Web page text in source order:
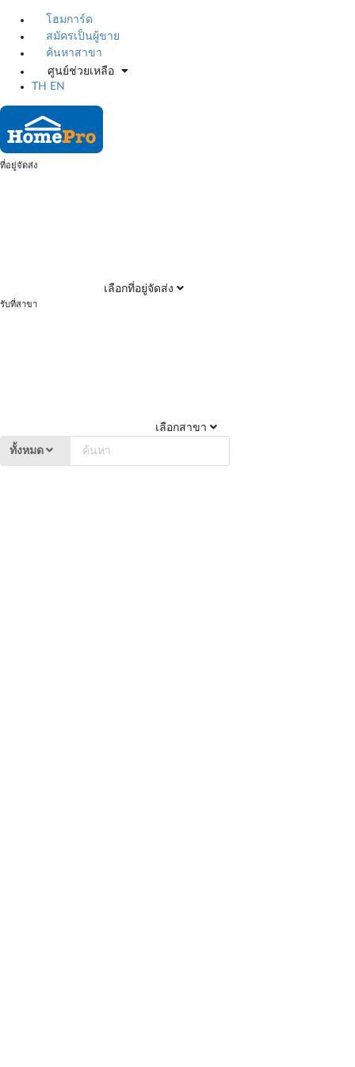
โฮมการ์ด
สมัครเป็นผู้ขาย
ค้นหาสาขา
ศูนย์ช่วยเหลือ
TH
EN
ที่อยู่จัดส่ง
เลือกที่อยู่จัดส่ง
รับที่สาขา
เลือกสาขา
ทั้งหมด